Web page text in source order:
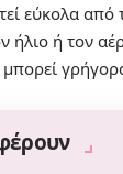
εύκολα από
ήλιο ή τον